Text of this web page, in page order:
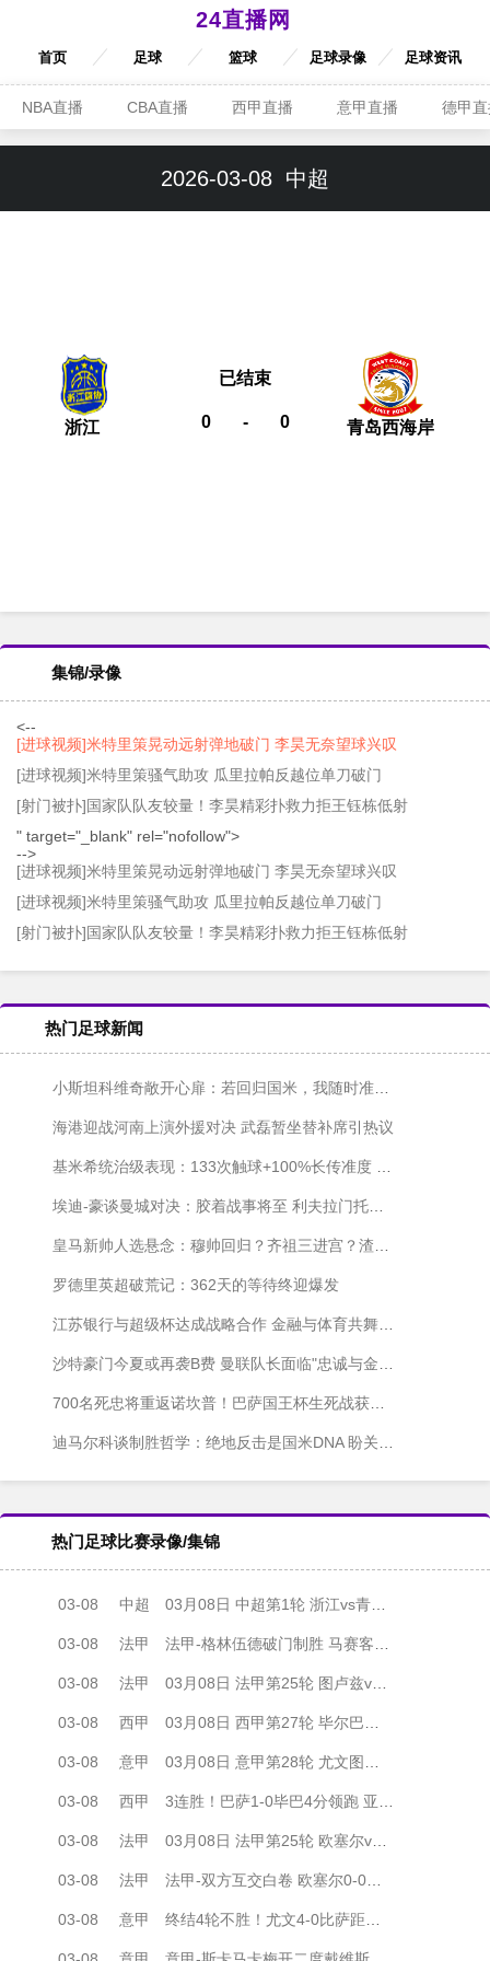
24直播网
首页 足球 篮球 足球录像 足球资讯
NBA直播 CBA直播 西甲直播 意甲直播 德甲
2026-03-08 中超
浙江 0 - 0
已结束
青岛西海岸
集锦/录像
<--
[进球视频]米特里策晃动远射弹地破门 李昊无奈望球兴叹
[进球视频]米特里策骚气助攻 瓜里拉帕反越位单刀破门
[射门被扑]国家队队友较量！李昊精彩扑救力拒王钰栋低射
" target="_blank" rel="nofollow">
-->
[进球视频]米特里策晃动远射弹地破门 李昊无奈望球兴叹
[进球视频]米特里策骚气助攻 瓜里拉帕反越位单刀破门
[射门被扑]国家队队友较量！李昊精彩扑救力拒王钰栋低射
热门足球新闻
小斯坦科维奇敞开心扉：若回归国米，我随时准备着
海港迎战河南上演外援对决 武磊暂坐替补席引热议
基米希统治级表现：133次触球+100%长传准度 8.8分闪耀德甲
埃迪-豪谈曼城对决：胶着战事将至 利夫拉门托回归在望
皇马新帅人选悬念：穆帅回归？齐祖三进宫？渣叔或成黑马
罗德里英超破荒记：362天的等待终迎爆发
江苏银行与超级杯达成战略合作 金融与体育共舞绿茵场
沙特豪门今夏或再袭B费 曼联队长面临"忠诚与金元"抉择
700名死忠将重返诺坎普！巴萨国王杯生死战获最强声援
迪马尔科谈制胜哲学：绝地反击是国米DNA 盼关键球助蓝黑军团登顶
热门足球比赛录像/集锦
03-08 中超 03月08日 中超第1轮 浙江vs青岛西海岸 进球
03-08 法甲 法甲-格林伍德破门制胜 马赛客场1-0图卢兹升第三
03-08 法甲 03月08日 法甲第25轮 图卢兹vs马赛 全场录像
03-08 西甲 03月08日 西甲第27轮 毕尔巴鄂竞技vs巴塞罗那 全场录像
03-08 意甲 03月08日 意甲第28轮 尤文图斯vs比萨 全场录像
03-08 西甲 3连胜！巴萨1-0毕巴4分领跑 亚马尔制胜佩德里助攻
03-08 法甲 03月08日 法甲第25轮 欧塞尔vs斯特拉斯堡 全场录像
03-08 法甲 法甲-双方互交白卷 欧塞尔0-0闷平斯特拉斯堡
03-08 意甲 终结4轮不胜！尤文4-0比萨距第四1分 伊尔迪兹传射图拉姆建功